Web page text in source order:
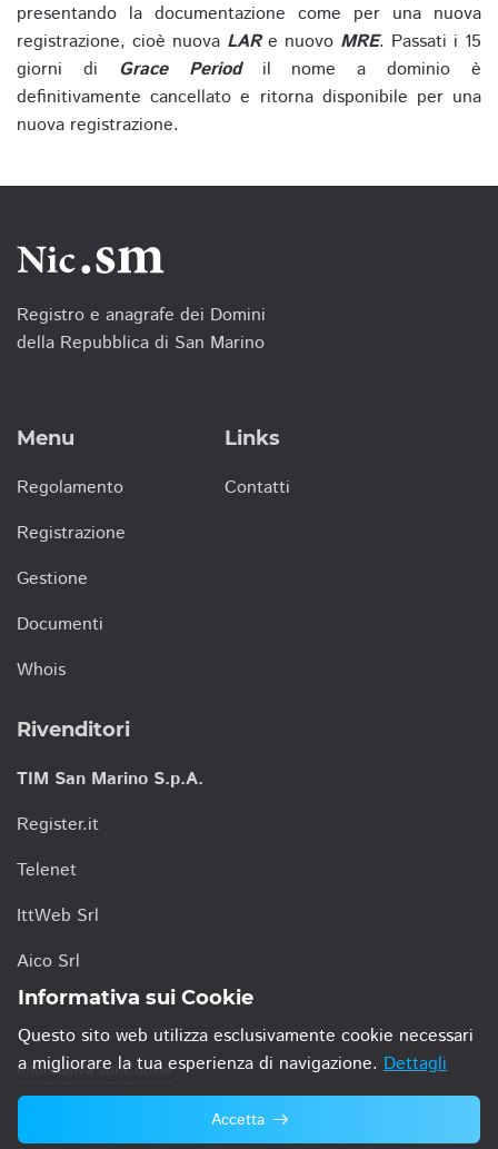
presentando la documentazione come per una nuova
registrazione, cioè nuova LARe nuovo MRE. Passati i 15
giorni di Grace Periodil nome a dominio è
definitivamente cancellato e ritorna disponibile per una
nuova registrazione.
Registro e anagrafe dei Domini
della Repubblica di San Marino
Menu
Regolamento
Registrazione
Gestione
Documenti
Whois
Links
Contatti
Rivenditori
TIM San Marino S.p.A.
Register.it
Telenet
IttWeb Srl
Aico Srl
Informativa sui Cookie
© 2021 TIM San Marino S.p.A.
Informativa sui Cookie
Questo sito web utilizza esclusivamente cookie necessari
a migliorare la tua esperienza di navigazione. Dettagli
Accetta